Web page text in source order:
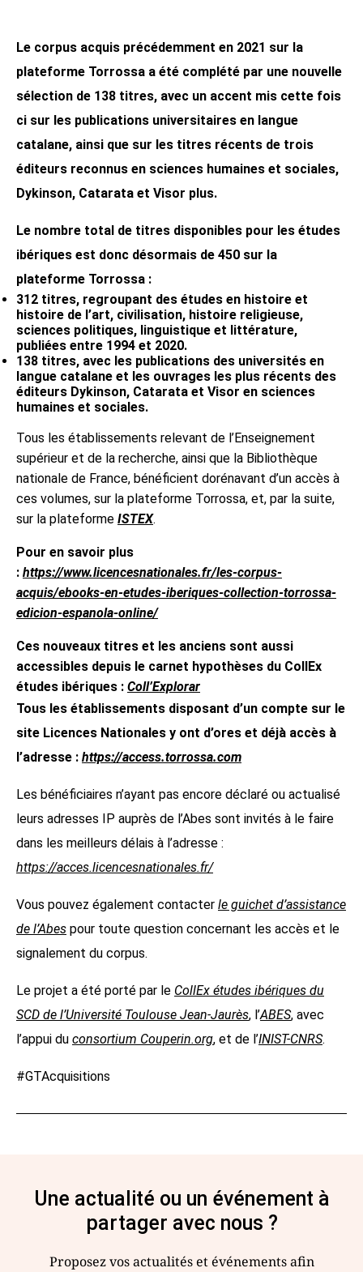
Le corpus acquis précédemment en 2021 sur la
plateforme Torrossa a été complété par une nouvelle
sélection de 138 titres, avec un accent mis cette fois
ci sur les publications universitaires en langue
catalane, ainsi que sur les titres récents de trois
éditeurs reconnus en sciences humaines et sociales,
Dykinson, Catarata et Visor plus.
Le nombre total de titres disponibles pour les études
ibériques est donc désormais de 450 sur la
plateforme Torrossa :
312 titres, regroupant des études en histoire et
histoire de l’art, civilisation, histoire religieuse,
sciences politiques, linguistique et littérature,
publiées entre 1994 et 2020.
138 titres, avec les publications des universités en
langue catalane et les ouvrages les plus récents des
éditeurs Dykinson, Catarata et Visor en sciences
humaines et sociales.
Tous les établissements relevant de l’Enseignement
supérieur et de la recherche, ainsi que la Bibliothèque
nationale de France, bénéficient dorénavant d’un accès à
ces volumes, sur la plateforme Torrossa, et, par la suite,
sur la plateforme ISTEX.
Pour en savoir plus
: https://www.licencesnationales.fr/les-corpus-
acquis/ebooks-en-etudes-iberiques-collection-torrossa-
edicion-espanola-online/
Ces nouveaux titres et les anciens sont aussi
accessibles depuis le carnet hypothèses du CollEx
études ibériques : Coll’Explorar
Tous les établissements disposant d’un compte sur le
site Licences Nationales y ont d’ores et déjà accès à
l’adresse : https://access.torrossa.com
Les bénéficiaires n’ayant pas encore déclaré ou actualisé
leurs adresses IP auprès de l’Abes sont invités à le faire
dans les meilleurs délais à l’adresse :
https://acces.licencesnationales.fr/
Vous pouvez également contacter le guichet d’assistance
de l’Abes pour toute question concernant les accès et le
signalement du corpus.
Le projet a été porté par le CollEx études ibériques du
SCD de l’Université Toulouse Jean-Jaurès, l’ABES, avec
l’appui du consortium Couperin.org, et de l’INIST-CNRS.
#GTAcquisitions
Une actualité ou un événement à
partager avec nous ?
Proposez vos actualités et événements afin